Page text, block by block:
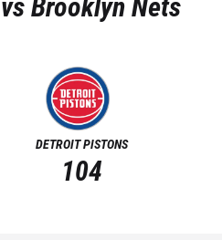
DETROIT PISTONS
104